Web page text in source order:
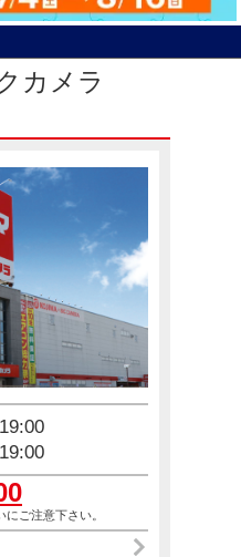
ラボキャンペーン「エゴイ…
スタンプ好評販売中！
カメラ
ご注意下さい。